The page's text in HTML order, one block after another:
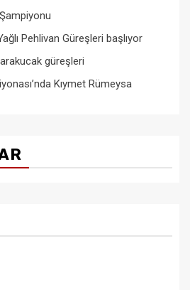
Pehlivan Güreşleri başlıyor
güreşleri
Kıymet Rümeysa